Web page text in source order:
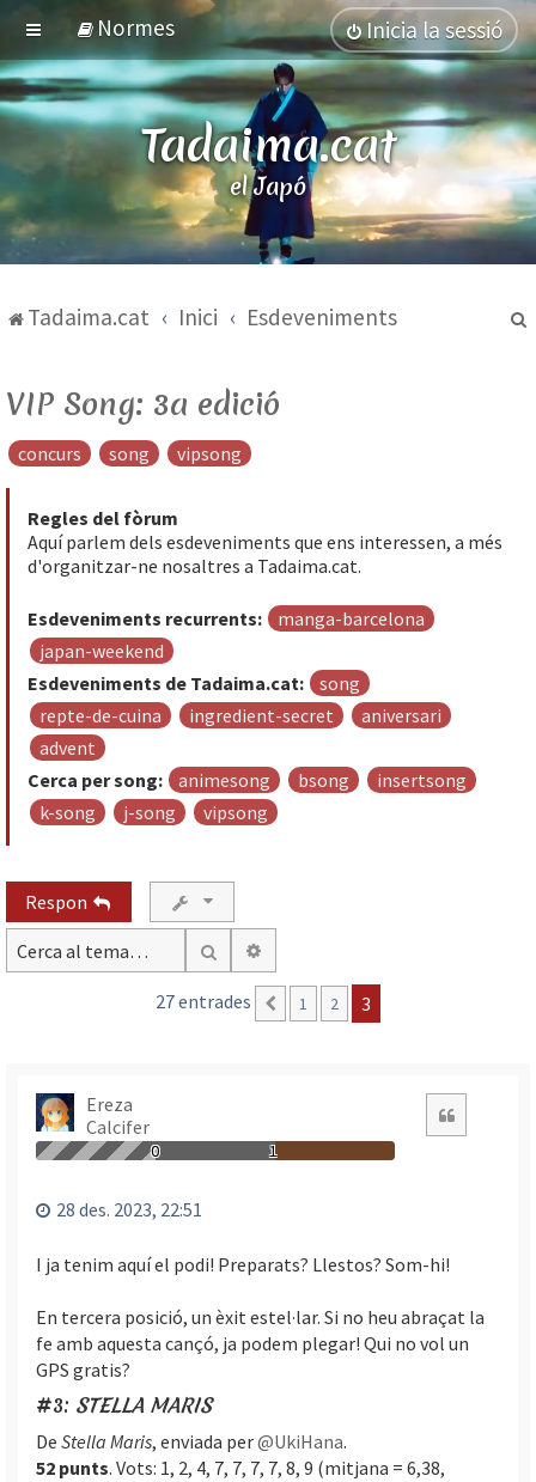
Normes Inicia la sessió
Tadaima.cat
el Japó
Tadaima.cat Inici Esdeveniments
VIP Song: 3a edició
concurs song vipsong
Regles del fòrum
Aquí parlem dels esdeveniments que ens interessen, a més
d'organitzar-ne nosaltres a Tadaima.cat.
Esdeveniments recurrents:
manga-barcelona
japan-weekend
Esdeveniments de Tadaima.cat:
song
repte-de-cuina
ingredient-secret
aniversari
advent
Cerca per song:
animesong bsong
insertsong
k-song
j-song vipsong
Respon
Cerca
27 entrades Anterior
1 2 3
Ereza
Calcifer
0 1
28 des. 2023, 22:51
I ja tenim aquí el podi! Preparats? Llestos? Som-hi!
En tercera posició, un èxit estel·lar. Si no heu abraçat la
fe amb aquesta cançó, ja podem plegar! Qui no vol un
GPS gratis?
#3: STELLA MARIS
De Stella Maris, enviada per@UkiHana.
52 punts. Vots: 1, 2, 4, 7, 7, 7, 7, 8, 9 (mitjana = 6,38,